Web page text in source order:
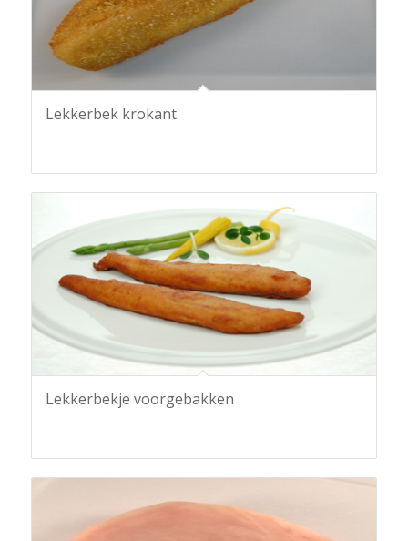
Lekkerbek krokant
Lekkerbekje voorgebakken